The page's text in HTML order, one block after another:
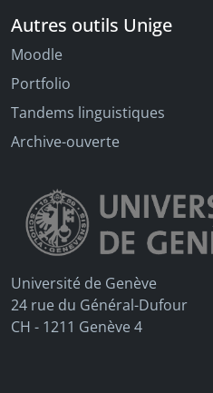
Autres outils Unige
Moodle
Portfolio
Tandems linguistiques
Archive-ouverte
Université de Genève
24 rue du Général-Dufour
CH - 1211 Genève 4